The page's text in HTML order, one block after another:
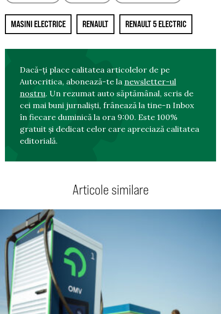
MASINI ELECTRICE RENAULT RENAULT 5 ELECTRIC
Dacă-ți place calitatea articolelor de pe
Autocritica, abonează-te la newsletter-ul
nostru. Un rezumat auto săptămânal, scris de
cei mai buni jurnaliști, frânează la tine-n Inbox
în fiecare duminică la ora 9:00. Este 100%
gratuit și dedicat celor care apreciază calitatea
editorială.
Articole similare